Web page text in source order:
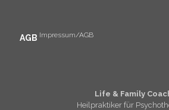
AGB Impressum/AGB
Life & Family
Heilpraktiker für